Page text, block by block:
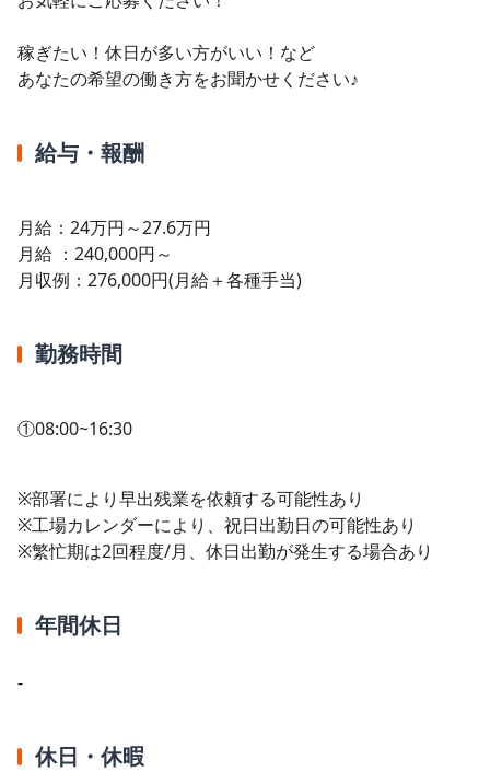
稼ぎたい！休日が多い方がいい！など
あなたの希望の働き方をお聞かせください♪
給与・報酬
月給：24万円～27.6万円
月給 ：240,000円～
月収例：276,000円(月給＋各種手当)
勤務時間
①08:00~16:30
※部署により早出残業を依頼する可能性あり
※工場カレンダーにより、祝日出勤日の可能性あり
※繁忙期は2回程度/月、休日出勤が発生する場合あり
年間休日
-
休日・休暇